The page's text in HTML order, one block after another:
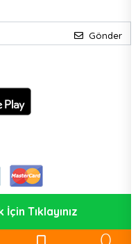
Gönder
Tıklayınız